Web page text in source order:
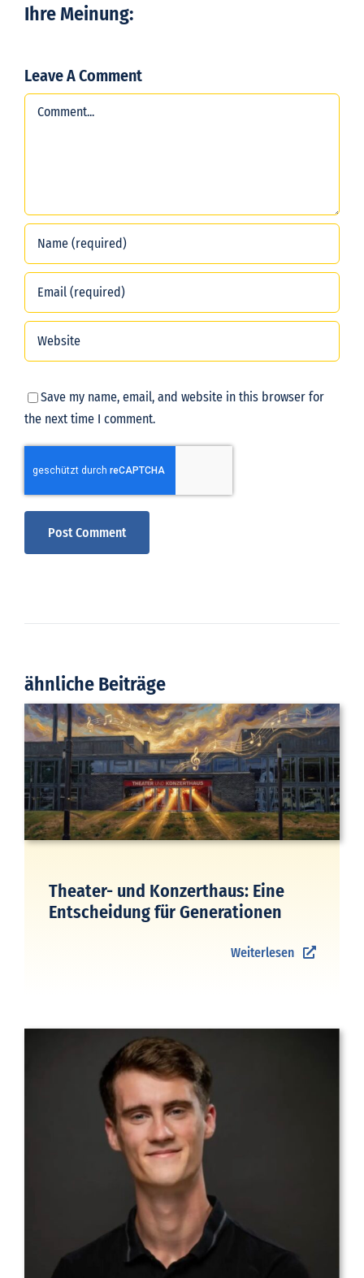
Ihre Meinung:
Leave A Comment
Save my name, email, and website in this browser for
the next time I comment.
ähnliche Beiträge
Theater- und Konzerthaus: Eine
Entscheidung für Generationen
Weiterlesen